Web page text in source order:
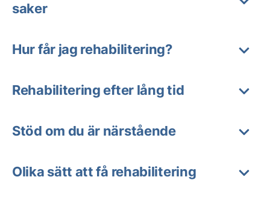
saker
Hur får jag rehabilitering?
Rehabilitering efter lång tid
Stöd om du är närstående
Olika sätt att få rehabilitering